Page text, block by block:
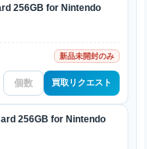
256GB for Nintendo
新品未開封のみ
買取リクエスト
256GB for Nintendo